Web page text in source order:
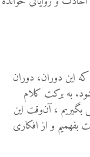
این دوران، دوران
به برکت کلام
بگیریم ، آن‌وقت این
و از افکاری